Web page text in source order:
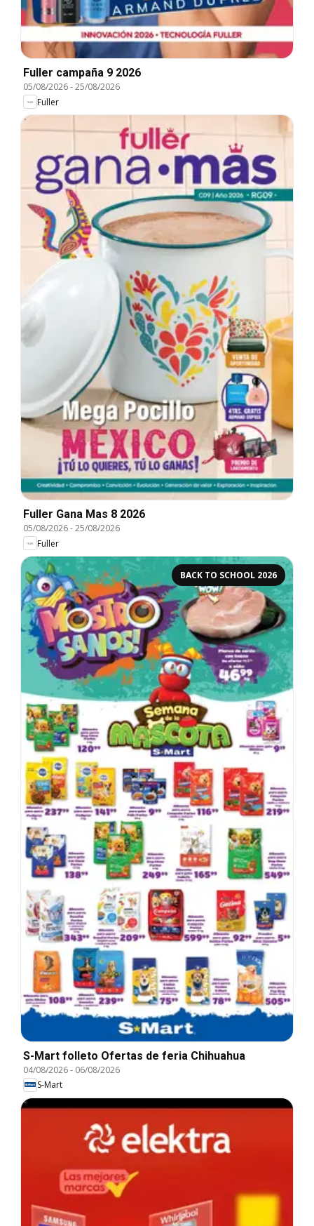
Fuller campaña 9 2026
05/08/2026-25/08/2026
Fuller
Fuller Gana Mas 8 2026
05/08/2026-25/08/2026
Fuller
BACK TO SCHOOL 2026
S-Mart folleto Ofertas de feria Chihuahua
04/08/2026- 06/08/2026
S-Mart